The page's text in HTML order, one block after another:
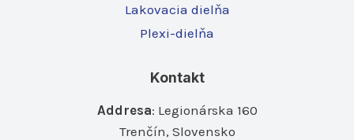
Lakovacia dielňa
Plexi-dielňa
Kontakt
Addresa: Legionárska 160
Trenčín, Slovensko